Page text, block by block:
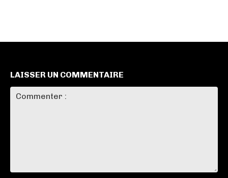
LAISSER UN COMMENTAIRE